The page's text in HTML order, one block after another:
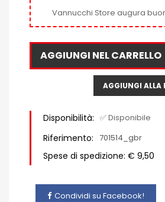
Vannucchi Store augura
AGGIUNGI NEL CARRELLO
AGGIUNGI ALLA
Disponibilità: ✅ Disponibile
Riferimento: 701514_gbr
Spese di spedizione: € 9,50
Condividi su Facebook!